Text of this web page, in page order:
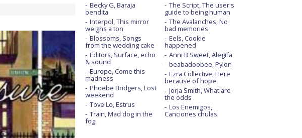
Becky G, Baraja
bendita
Interpol, This mirror
weighs a ton
Blossoms, Songs
from the wedding cake
Editors, Surface, echo
& sound
Europe, Come this
madness
Phoebe Bridgers, Lost
weekend
Tove Lo, Estrus
Train, Mad dog in the
fog
The Script, The user's
guide to being human
The Avalanches, No
bad memories
Eels, Cookie
happened
Anni B Sweet, Alegría
beabadoobee, Pylon
Ezra Collective, Here
because of hope
Jorja Smith, What are
the odds
Los Enemigos,
Canciones chulas